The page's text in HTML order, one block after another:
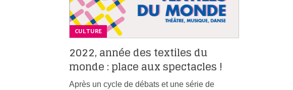
CULTURE
2022, année des textiles du
monde : place aux spectacles !
Après un cycle de débats et une série de